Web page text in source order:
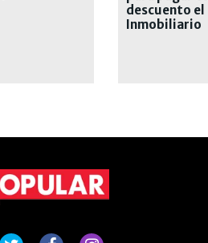
descuento el
Inmobiliario